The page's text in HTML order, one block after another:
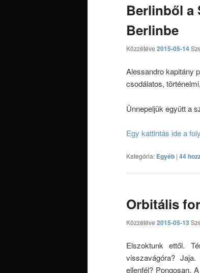
Berlinből a
Berlinbe
Közzétéve 2015-05-14
Alessandro kapitány
csodálatos,
Ünnepeljük együtt a
Egy kattintás ide a
Kategória: Egyéb | 44
Orbitális
Közzétéve 2015-05-13
Elszoktunk ettől.
visszavágóra?
ellenfél? Pongosan.